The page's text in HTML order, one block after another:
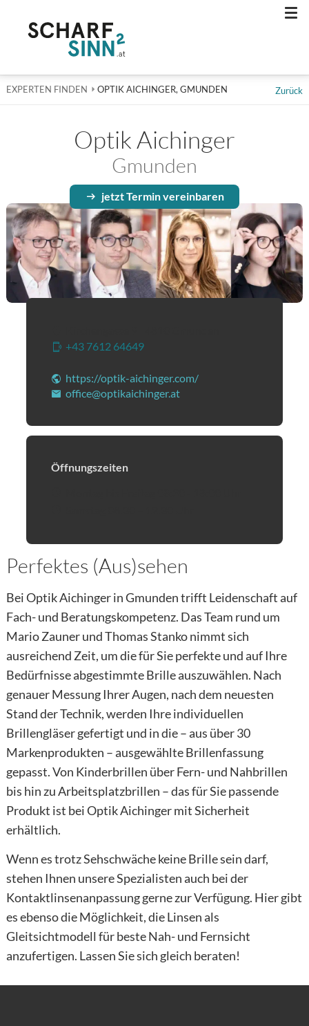
EXPERTEN FINDEN AKTUELL: OPTIK AICHINGER, GMUNDEN
OPTIK AICHINGER, GMUNDEN Zurück
Optik Aichinger
Gmunden
jetzt Termin vereinbaren
+43 7612 64649
https://optik-aichinger.com/
office@optikaichinger.at
Öffnungszeiten
Perfektes (Aus)sehen
Bei Optik Aichinger in Gmunden trifft Leidenschaft auf
Fach- und Beratungskompetenz. Das Team rund um
Mario Zauner und Thomas Stanko nimmt sich
ausreichend Zeit, um die für Sie perfekte und auf Ihre
Bedürfnisse abgestimmte Brille auszuwählen. Nach
genauer Messung Ihrer Augen, nach dem neuesten
Stand der Technik, werden Ihre individuellen
Brillengläser gefertigt und in die – aus über 30
Markenprodukten – ausgewählte Brillenfassung
gepasst. Von Kinderbrillen über Fern- und Nahbrillen
bis hin zu Arbeitsplatzbrillen – das für Sie passende
Produkt ist bei Optik Aichinger mit Sicherheit
erhältlich.
Wenn es trotz Sehschwäche keine Brille sein darf,
stehen Ihnen unsere Spezialisten auch bei der
Kontaktlinsenanpassung gerne zur Verfügung. Hier gibt
es ebenso die Möglichkeit, die Linsen als
Gleitsichtmodell für beste Nah- und Fernsicht
anzufertigen. Lassen Sie sich gleich beraten!